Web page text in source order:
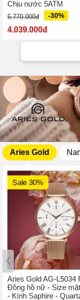
Chịu nước 5ATM
5.770.000đ -30%
4.039.000đ
Aries Gold
Sale 30%
Aries Gold AG-L5034
Đồng hồ nữ - Size
- Kính Saphire -